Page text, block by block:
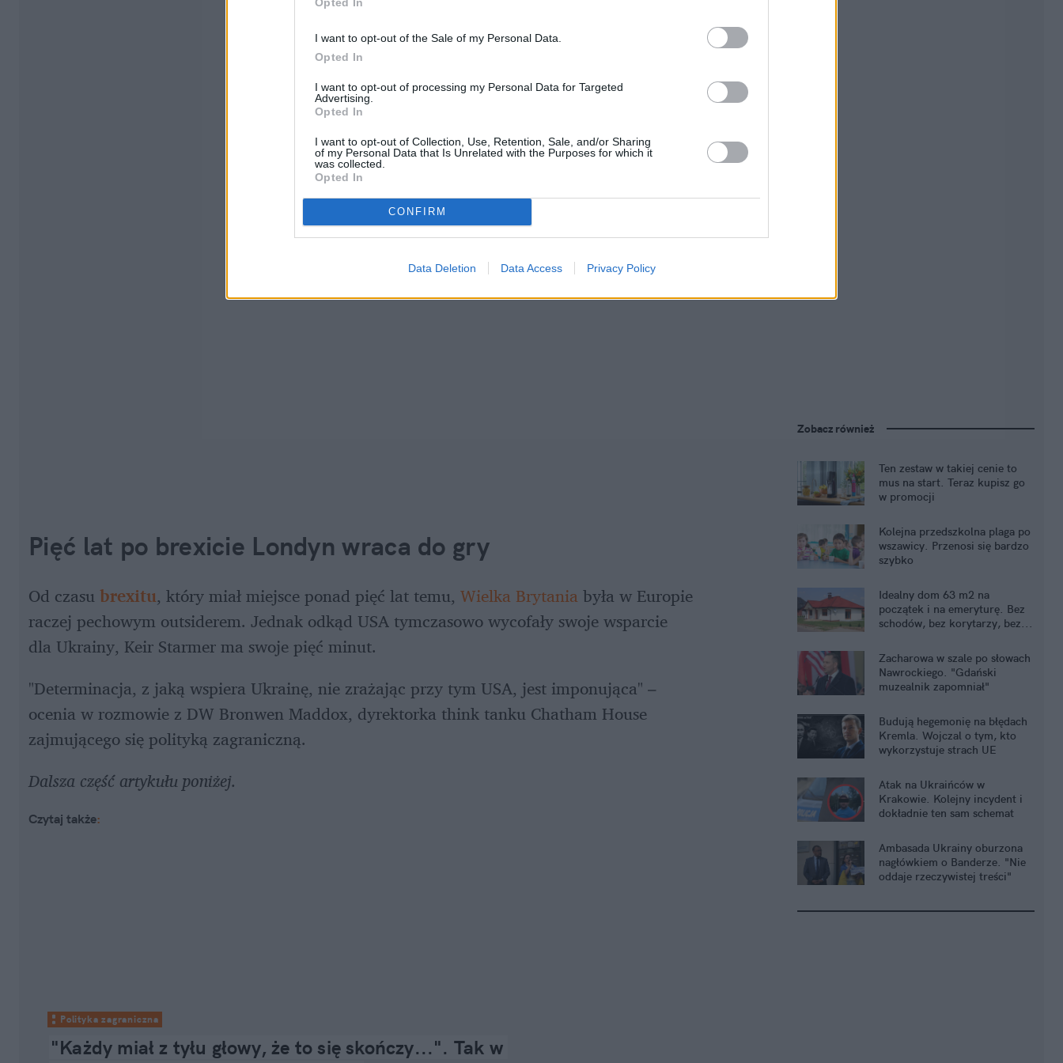
I want to opt-out of the Sale of my Personal Data.
Opted In
I want to opt-out of processing my Personal Data for Targeted
Advertising.
Opted In
I want to opt-out of Collection, Use, Retention, Sale, and/or Sharing
of my Personal Data that Is Unrelated with the Purposes for which it
was collected.
Opted In
CONFIRM
Data Deletion Data Access Privacy Policy
Pięć lat po brexicie Londyn wraca do gry
Od czasu brexitu, który miał miejsce ponad pięć lat temu, Wielka Brytania była w Europie
raczej pechowym outsiderem. Jednak odkąd USA tymczasowo wycofały swoje wsparcie
dla Ukrainy, Keir Starmer ma swoje pięć minut.
"Determinacja, z jaką wspiera Ukrainę, nie zrażając przy tym USA, jest imponująca" –
ocenia w rozmowie z DW Bronwen Maddox, dyrektorka think tanku Chatham House
zajmującego się polityką zagraniczną.
Dalsza część artykułu poniżej.
Czytaj także:
Polityka zagraniczna
"Każdy miał z tyłu głowy, że to się skończy...". Tak w
Zobacz również
Ten zestaw w takiej cenie to
mus na start. Teraz kupisz go
w promocji
Kolejna przedszkolna plaga po
wszawicy. Przenosi się bardzo
szybko
Idealny dom 63 m2 na
początek i na emeryturę. Bez
schodów, bez korytarzy, bez...
Zacharowa w szale po słowach
Nawrockiego. "Gdański
muzealnik zapomniał"
Budują hegemonię na błędach
Kremla. Wojczal o tym, kto
wykorzystuje strach UE
Atak na Ukraińców w
Krakowie. Kolejny incydent i
dokładnie ten sam schemat
Ambasada Ukrainy oburzona
nagłówkiem o Banderze. "Nie
oddaje rzeczywistej treści"